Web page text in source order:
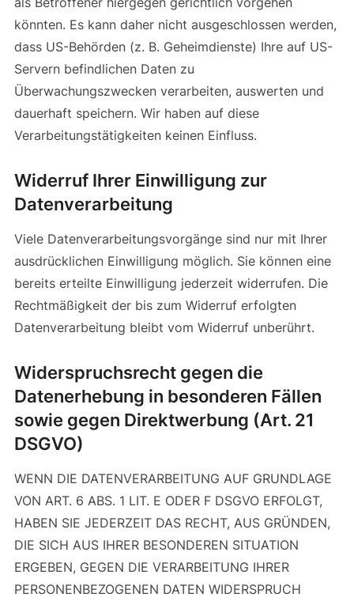
könnten. Es kann daher nicht ausgeschlossen werden,
dass US-Behörden (z. B. Geheimdienste) Ihre auf US-
Servern befindlichen Daten zu
Überwachungszwecken verarbeiten, auswerten und
dauerhaft speichern. Wir haben auf diese
Verarbeitungstätigkeiten keinen Einfluss.
Widerruf Ihrer Einwilligung zur
Datenverarbeitung
Viele Datenverarbeitungsvorgänge sind nur mit Ihrer
ausdrücklichen Einwilligung möglich. Sie können eine
bereits erteilte Einwilligung jederzeit widerrufen. Die
Rechtmäßigkeit der bis zum Widerruf erfolgten
Datenverarbeitung bleibt vom Widerruf unberührt.
Widerspruchsrecht gegen die
Datenerhebung in besonderen Fällen
sowie gegen Direktwerbung (Art. 21
DSGVO)
WENN DIE DATENVERARBEITUNG AUF GRUNDLAGE
VON ART. 6 ABS. 1 LIT. E ODER F DSGVO ERFOLGT,
HABEN SIE JEDERZEIT DAS RECHT, AUS GRÜNDEN,
DIE SICH AUS IHRER BESONDEREN SITUATION
ERGEBEN, GEGEN DIE VERARBEITUNG IHRER
PERSONENBEZOGENEN DATEN WIDERSPRUCH